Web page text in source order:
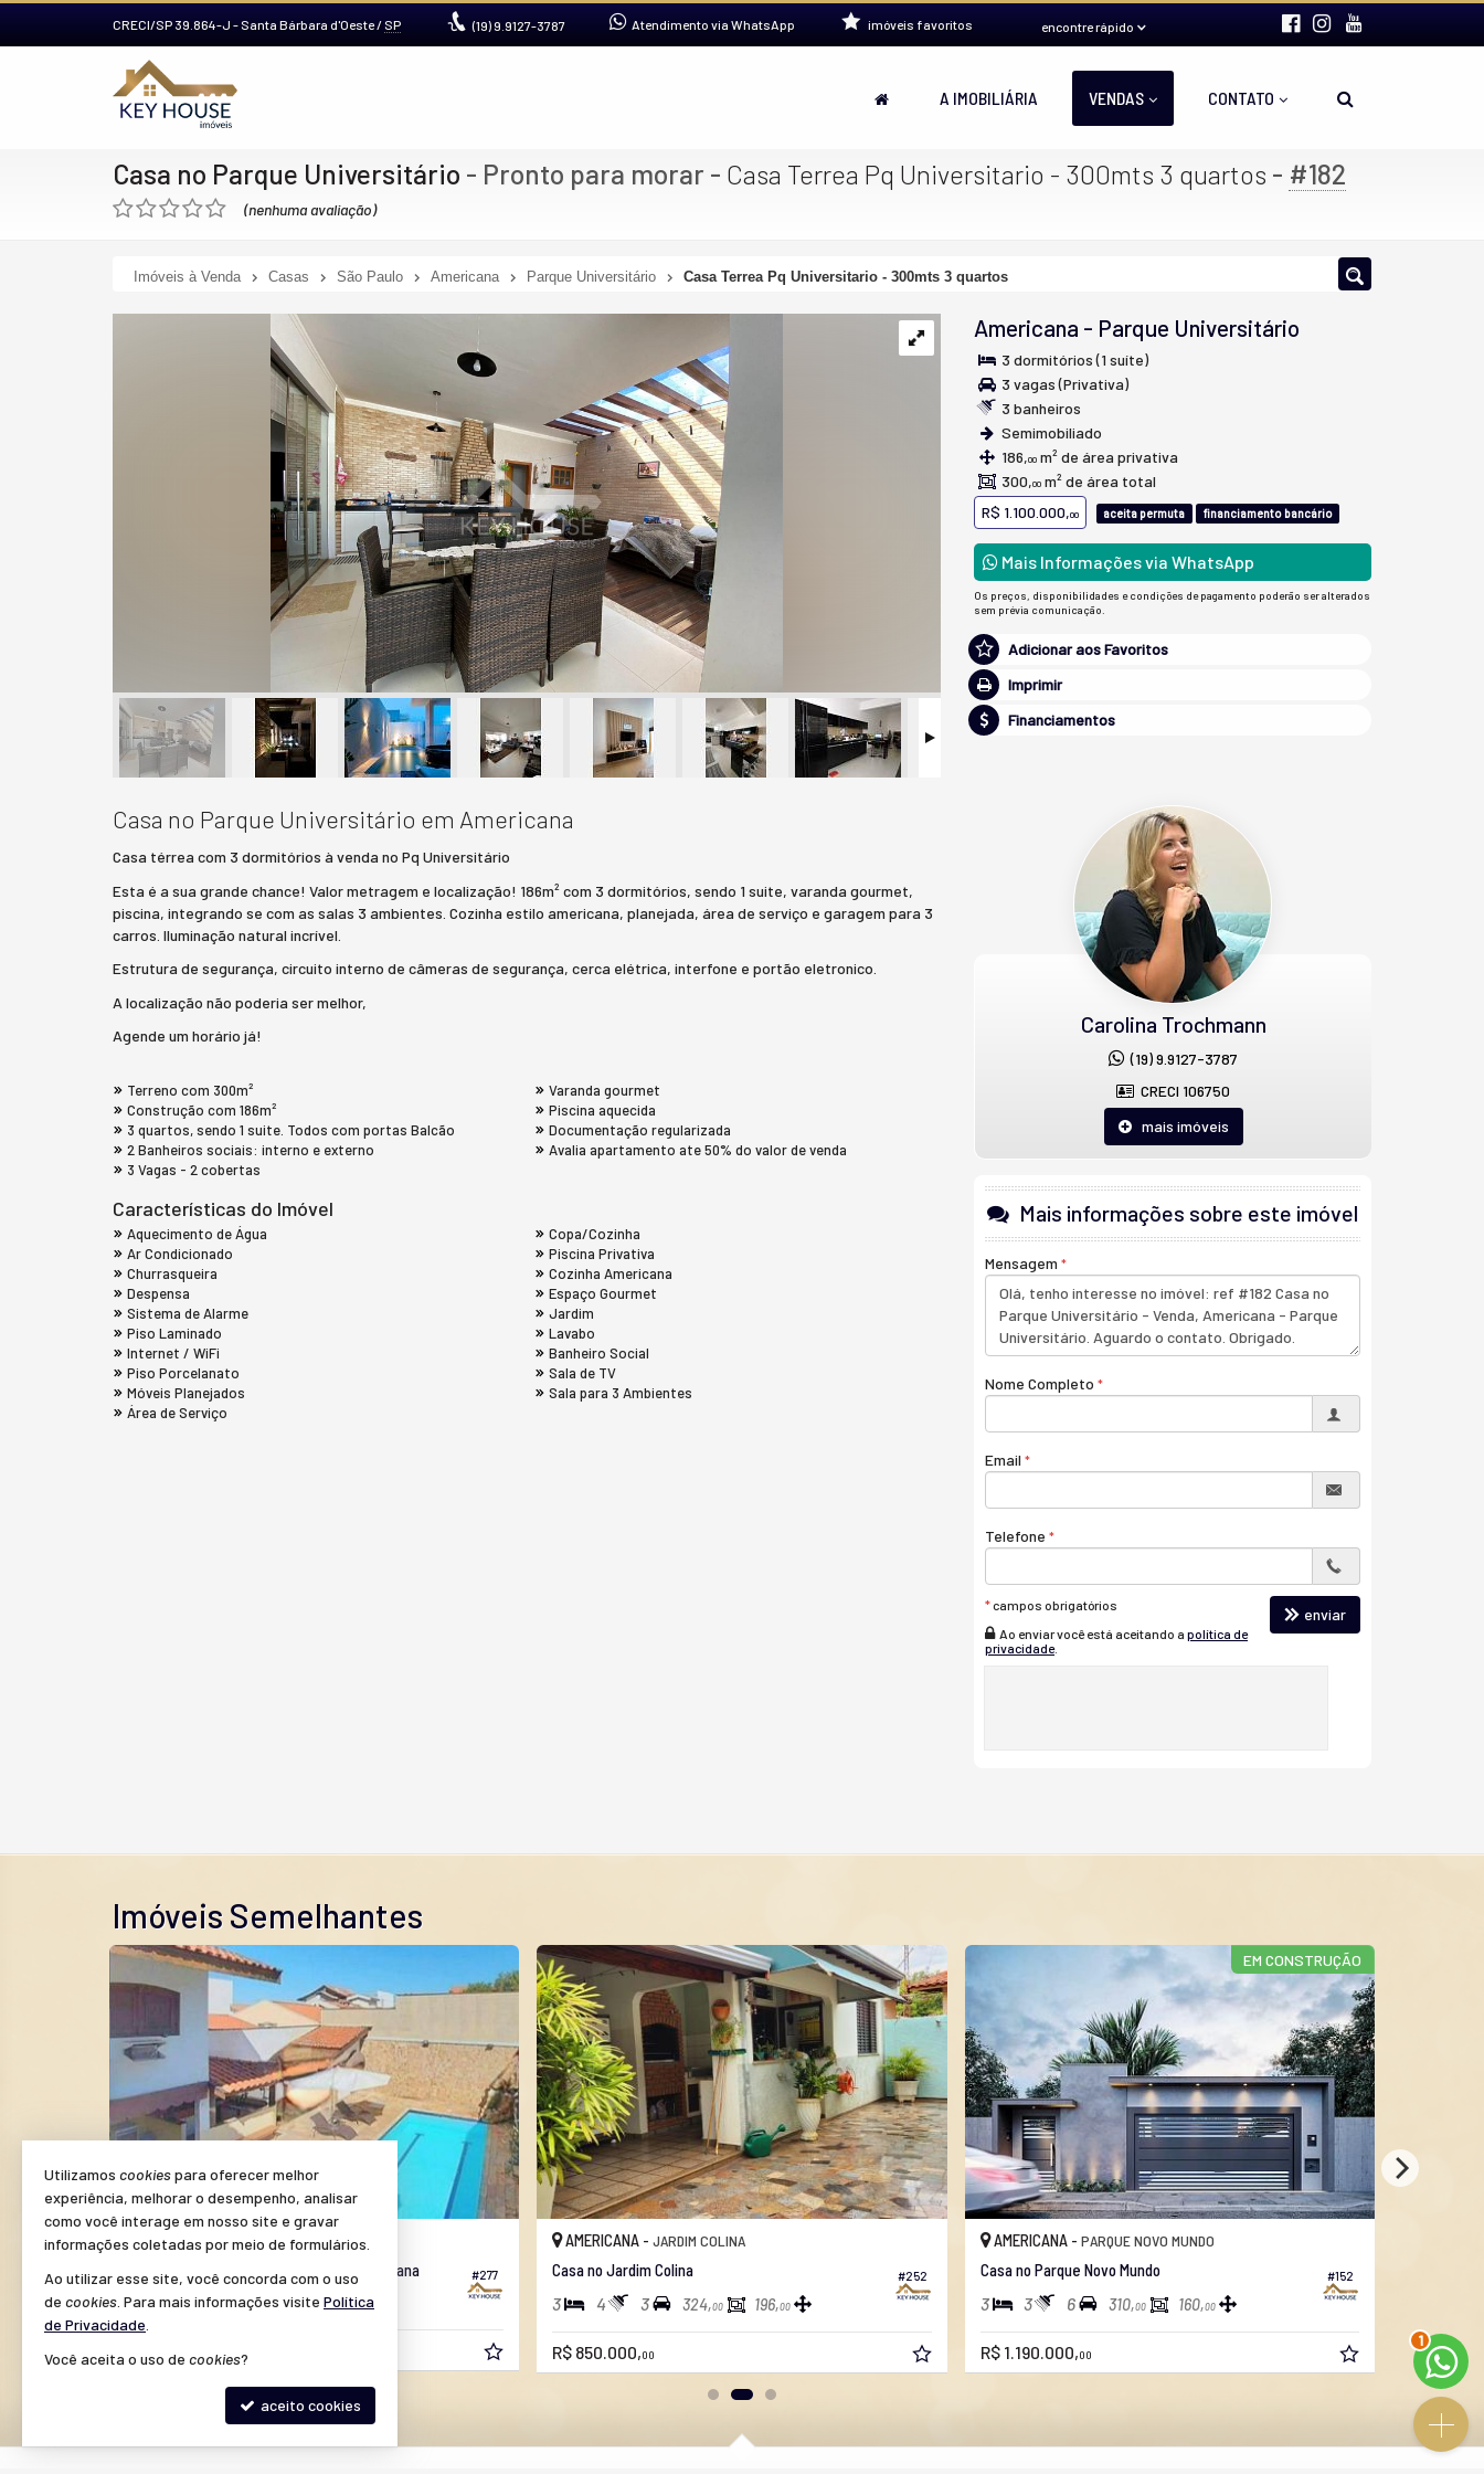
CRECI/SP 39.864-J - Santa Bárbara d'Oeste / SP (19)9.9127-3787 Atendimento via WhatsApp encontre rápido
imóveis favoritos
A IMOBILIÁRIA VENDAS CONTATO
Casa no Parque Universitário - Pronto para morar - Casa Terrea Pq Universitario - 300mts 3 quartos - #182
(nenhuma avaliação)
Imóveis à Venda Casas São Paulo Americana Parque Universitário Casa Terrea Pq Universitario - 300mts 3 quartos
Americana - Parque Universitário
3 dormitórios (1 suíte)
3 vagas (Privativa)
3 banheiros
Semimobiliado
186,00 m² de área privativa
300,00 m² de área total
R$ 1.100.000,00 aceita permuta financiamento bancário
Mais Informações via WhatsApp
Os preços, disponibilidades e condições de pagamento poderão ser alterados
sem prévia comunicação.
Adicionar aos Favoritos
Imprimir
Financiamentos
Casa no Parque Universitário em Americana
Casa térrea com 3 dormitórios à venda no Pq Universitário
Esta é a sua grande chance! Valor metragem e localização! 186m² com 3 dormitórios, sendo 1 suite, varanda gourmet,
piscina, integrando se com as salas 3 ambientes. Cozinha estilo americana, planejada, área de serviço e garagem para 3
carros. Iluminação natural incrível.
Estrutura de segurança, circuito interno de câmeras de segurança, cerca elétrica, interfone e portão eletronico.
A localização não poderia ser melhor,
Agende um horário já!
Terreno com 300m²
Construção com 186m²
3 quartos, sendo 1 suite. Todos com portas Balcão
2 Banheiros sociais: interno e externo
3 Vagas - 2 cobertas
Varanda gourmet
Piscina aquecida
Documentação regularizada
Avalia apartamento ate 50% do valor de venda
Características do Imóvel
Aquecimento de Água
Ar Condicionado
Churrasqueira
Despensa
Sistema de Alarme
Piso Laminado
Internet / WiFi
Piso Porcelanato
Móveis Planejados
Área de Serviço
Copa/Cozinha
Piscina Privativa
Cozinha Americana
Espaço Gourmet
Jardim
Lavabo
Banheiro Social
Sala de TV
Sala para 3 Ambientes
Carolina Trochmann
(19) 9.9127-3787
CRECI 106750
mais imóveis
Mais informações sobre este imóvel
Mensagem
Nome Completo
Email
Telefone
*campos obrigatórios
Ao enviar você está aceitando a política de
privacidade.
enviar
Imóveis Semelhantes
#264 #277
AMERICANA -IATE CLUBE DE AMERICANA
Casa em Condomínio no Iate Clube Americana
3 4 2 300,00 187,82
R$ 1.200.000,
#252
AMERICANA -JARDIM COLINA
Casa no Jardim Colina
3 4 3 324,00 196,00
R$ 850.000,00
EM CONSTRUÇÃO
#152
AMERICANA - PARQUE NOVO MUNDO
Casa no Parque Novo Mundo
3 3 6 310,00 160,00
R$ 1.190.000,00 R$
Utilizamos cookiespara oferecer melhor
experiência, melhorar o desempenho, analisar
como você interage em nosso site e gravar
informações coletadas por meio de formulários.
Ao utilizar esse site, você concorda com o uso
de cookies . Para mais informações visite Política
de Privacidade
Você aceita o uso de cookies?
aceito cookies